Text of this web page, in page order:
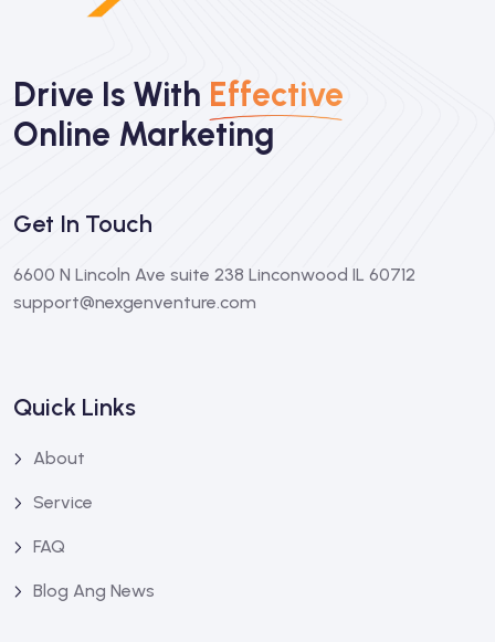
Drive Is With Effective
Online Marketing
Get In Touch
6600 N Lincoln Ave suite 238 Linconwood IL 60712
support@nexgenventure.com
Quick Links
About
Service
FAQ
Blog Ang News